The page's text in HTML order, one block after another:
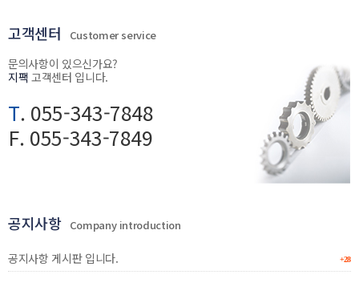
고객센터 Customer service
문의사항이 있으신가요?
지팩 고객센터 입니다.
T. 055-343-7848
F. 055-343-7849
공지사항 Company introduction
+28
공지사항 게시판 입니다.